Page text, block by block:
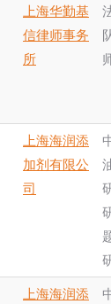
上海华勤基
信律师事务
所
上海海润添
加剂有限公
司
上海海润添